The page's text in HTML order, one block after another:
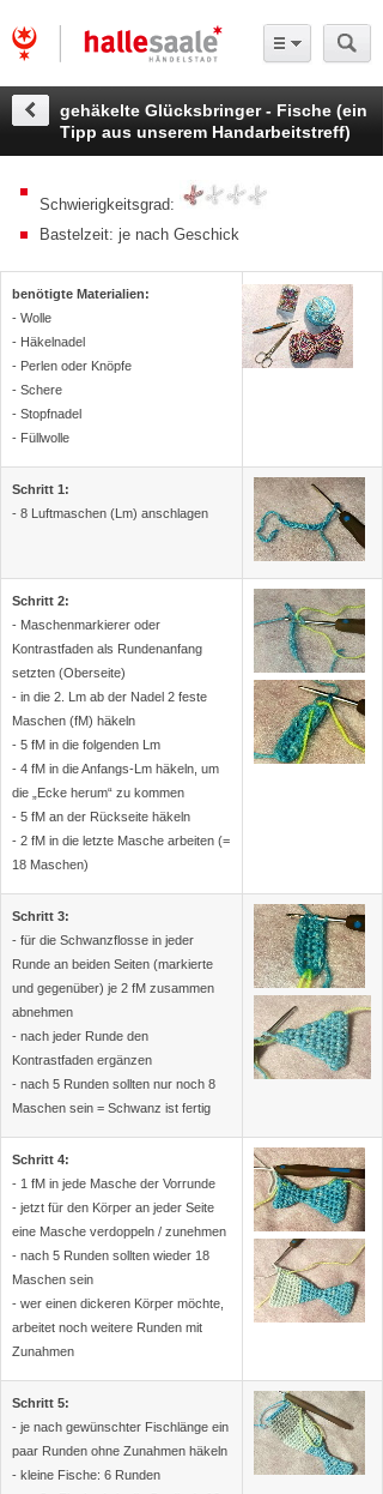
gehäkelte Glücksbringer - Fische (ein
Tipp aus unserem Handarbeitstreff)
Schwierigkeitsgrad:
Bastelzeit: je nach Geschick
benötigte Materialien:
- Wolle
- Häkelnadel
- Perlen oder Knöpfe
- Schere
- Stopfnadel
- Füllwolle
Schritt 1:
- 8 Luftmaschen (Lm) anschlagen
Schritt 2:
- Maschenmarkierer oder
Kontrastfaden als Rundenanfang
setzten (Oberseite)
- in die 2. Lm ab der Nadel 2 feste
Maschen (fM) häkeln
- 5 fM in die folgenden Lm
- 4 fM in die Anfangs-Lm häkeln, um
die „Ecke herum“ zu kommen
- 5 fM an der Rückseite häkeln
- 2 fM in die letzte Masche arbeiten (=
18 Maschen)
Schritt 3:
- für die Schwanzflosse in jeder
Runde an beiden Seiten (markierte
und gegenüber) je 2 fM zusammen
abnehmen
- nach jeder Runde den
Kontrastfaden ergänzen
- nach 5 Runden sollten nur noch 8
Maschen sein = Schwanz ist fertig
Schritt 4:
- 1 fM in jede Masche der Vorrunde
- jetzt für den Körper an jeder Seite
eine Masche verdoppeln / zunehmen
- nach 5 Runden sollten wieder 18
Maschen sein
- wer einen dickeren Körper möchte,
arbeitet noch weitere Runden mit
Zunahmen
Schritt 5:
- je nach gewünschter Fischlänge ein
paar Runden ohne Zunahmen häkeln
- kleine Fische: 6 Runden